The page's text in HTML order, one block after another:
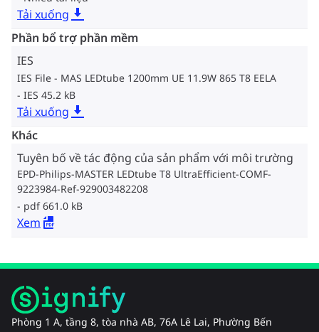
Tải xuống
Phần bổ trợ phần mềm
IES
IES File - MAS LEDtube 1200mm UE 11.9W 865 T8 EELA
IES 45.2 kB
Tải xuống
Khác
Tuyên bố về tác động của sản phẩm với môi trường
EPD-Philips-MASTER LEDtube T8 UltraEfficient-COMF-
9223984-Ref-929003482208
pdf 661.0 kB
Xem
Phòng 1 A, tầng 8, tòa nhà AB, 76A Lê Lai, Phường Bến